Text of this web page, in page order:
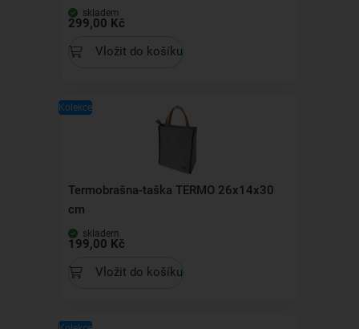
skladem
299,00 Kč
Vložit do košíku
Kolekce
Termobrašna-taška TERMO 26x14x30
cm
skladem
199,00 Kč
Vložit do košíku